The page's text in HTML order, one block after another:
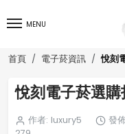
MENU
首頁 電子菸資訊 悅刻
悅刻電子菸選
作者: luxury5 發